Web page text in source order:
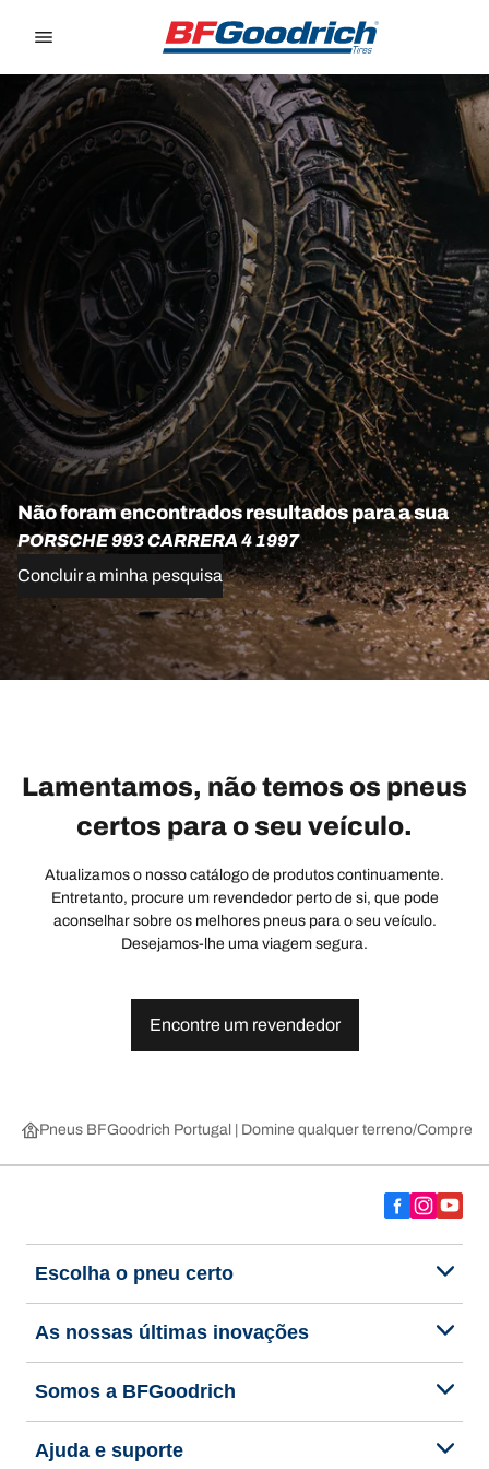
Não foram encontrados resultados para a sua
PORSCHE 993 CARRERA 4 1997
Concluir a minha pesquisa
Lamentamos, não temos os pneus
certos para o seu veículo.
Atualizamos o nosso catálogo de produtos continuamente.
Entretanto, procure um revendedor perto de si, que pode
aconselhar sobre os melhores pneus para o seu veículo.
Desejamos-lhe uma viagem segura.
Encontre um revendedor
Pneus BFGoodrich Portugal | Domine qualquer terreno Compre
Escolha o pneu certo
As nossas últimas inovações
Somos a BFGoodrich
Ajuda e suporte